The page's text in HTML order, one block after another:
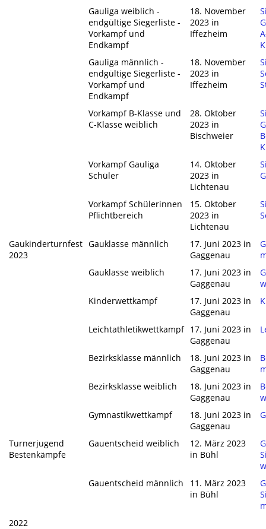
Gauliga weiblich -
endgültige Siegerliste -
Vorkampf und
Endkampf
18. November
2023 in
Iffezheim
Gauliga männlich -
endgültige Siegerliste -
Vorkampf und
Endkampf
18. November
2023 in
Iffezheim
Vorkampf B-Klasse und
C-Klasse weiblich
28. Oktober
2023 in
Bischweier
Vorkampf Gauliga
Schüler
14. Oktober
2023 in
Lichtenau
Vorkampf Schülerinnen
Pflichtbereich
15. Oktober
2023 in
Lichtenau
Gaukinderturnfest
2023
Gauklasse männlich
17. Juni 2023 in
Gaggenau
Gauklasse weiblich
17. Juni 2023 in
Gaggenau
Kinderwettkampf
17. Juni 2023 in
Gaggenau
Leichtathletikwettkampf 17. Juni 2023 in
Gaggenau
Bezirksklasse männlich
18. Juni 2023 in
Gaggenau
Bezirksklasse weiblich
18. Juni 2023 in
Gaggenau
Gymnastikwettkampf
18. Juni 2023 in
Gaggenau
Turnerjugend
Bestenkämpfe
Gauentscheid weiblich
12. März 2023
in Bühl
Gauentscheid männlich
11. März 2023
in Bühl
2022